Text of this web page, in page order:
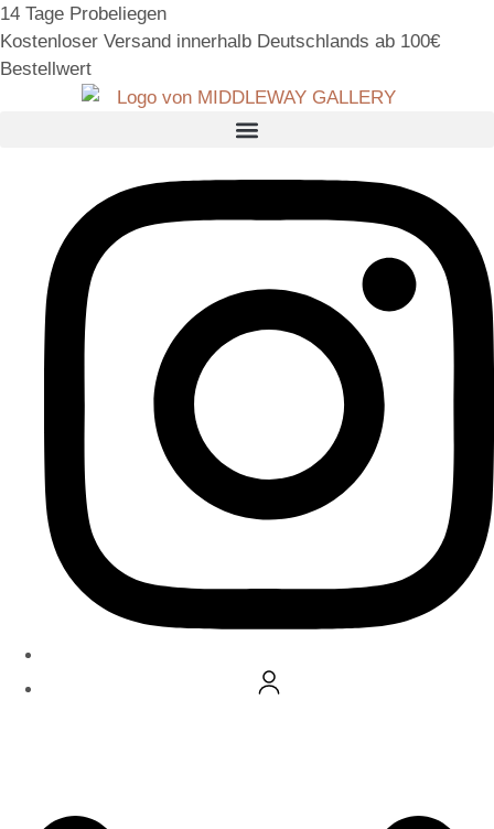
14 Tage Probeliegen
Kostenloser Versand innerhalb Deutschlands ab 100€
Bestellwert